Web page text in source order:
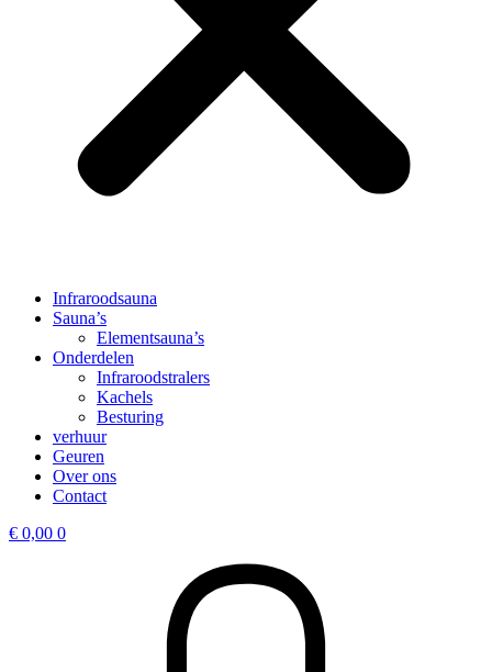
Infraroodsauna
Sauna’s
Elementsauna’s
Onderdelen
Infraroodstralers
Kachels
Besturing
verhuur
Geuren
Over ons
Contact
€ 0,00 0